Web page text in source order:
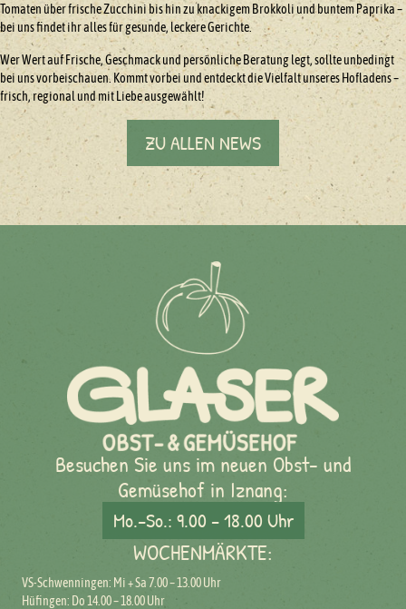
Tomaten über frische Zucchini bis hin zu knackigem Brokkoli und buntem Paprika –
bei uns findet ihr alles für gesunde, leckere Gerichte.
Wer Wert auf Frische, Geschmack und persönliche Beratung legt, sollte unbedingt
bei uns vorbeischauen. Kommt vorbei und entdeckt die Vielfalt unseres Hofladens –
frisch, regional und mit Liebe ausgewählt!
ZU ALLEN NEWS
Besuchen Sie uns im neuen Obst- und
Gemüsehof in Iznang:
Mo.–So.: 9.00 – 18.00 Uhr
WOCHENMÄRKTE:
VS-Schwenningen: Mi + Sa 7.00 – 13.00 Uhr
Hüfingen: Do 14.00 – 18.00 Uhr